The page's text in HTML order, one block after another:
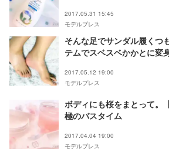
2017.05.31 15:45
モデルプレス
そんな足でサンダル履くつ
テムでスベスベかかとに変
2017.05.12 19:00
モデルプレス
ボディにも桜をまとって。
極のバスタイム
2017.04.04 19:00
モデルプレス